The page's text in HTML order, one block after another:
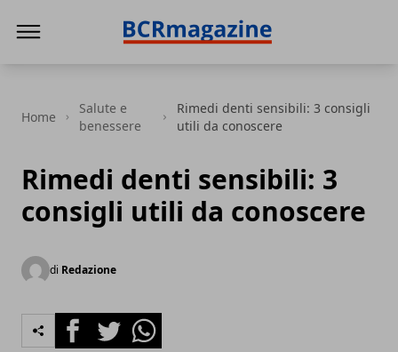
Home
Salute e
benessere
Rimedi denti sensibili: 3 consigli
utili da conoscere
Rimedi denti sensibili: 3
consigli utili da conoscere
di Redazione
FacebookTwitterWhatsapp